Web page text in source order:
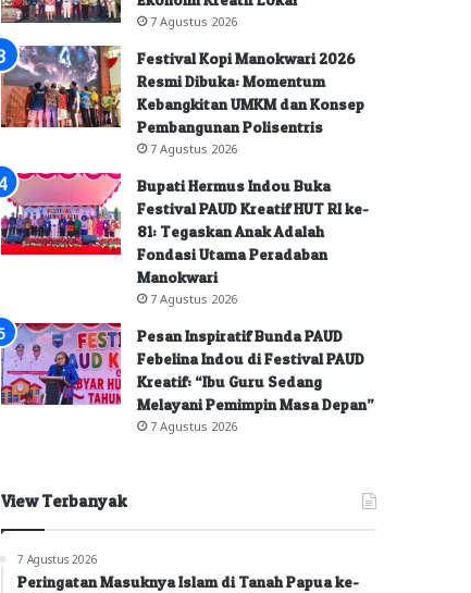
7 Agustus 2026
Festival Kopi Manokwari 2026
Resmi Dibuka: Momentum
Kebangkitan UMKM dan Konsep
Pembangunan Polisentris
7 Agustus 2026
Bupati Hermus Indou Buka
Festival PAUD Kreatif HUT RI ke-
81: Tegaskan Anak Adalah
Fondasi Utama Peradaban
Manokwari
7 Agustus 2026
Pesan Inspiratif Bunda PAUD
Febelina Indou di Festival PAUD
Kreatif: “Ibu Guru Sedang
Melayani Pemimpin Masa Depan”
7 Agustus 2026
View Terbanyak
7 Agustus 2026
Peringatan Masuknya Islam di Tanah Papua ke-